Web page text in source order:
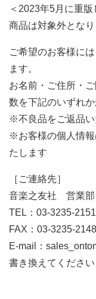
＜2023年5月に重
商品は対象外となり
ご希望のお客様に
ます。
お名前・ご住所・
数を下記のいずれか
※不良品をご返品
※お客様の個人情
たします
［ご連絡先］
音楽之友社 営業部
TEL：03-3235-2151
FAX：03-3235-2148
E-mail：
書き換えてください